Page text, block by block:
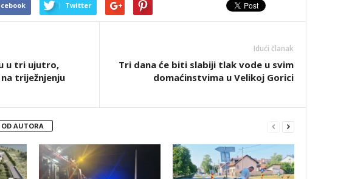
Twitter
u tri ujutro,
triježnjenju
Idući članak
Tri dana će biti slabiji tlak vode u svim
domaćinstvima u Velikoj Gorici
OD AUTORA